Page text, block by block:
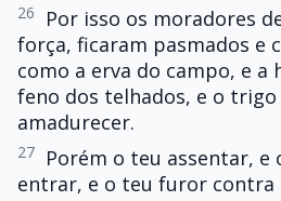
26
Por isso os moradores
força, ficaram pasmados e
como a erva do campo, e a
feno dos telhados, e o
amadurecer.
27
Porém o teu assentar, e
entrar, e o teu furor contra